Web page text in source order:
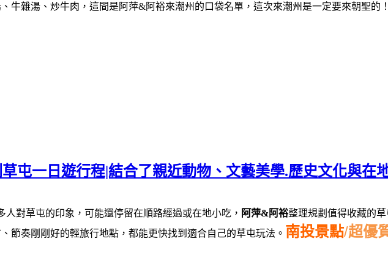
牛雜湯、炒牛肉，這間是阿萍&阿裕來潮州的口袋名單，這次來潮州是一定要來朝聖的！
屯一日遊行程|結合了親近動物、文藝美學.歷史文化與在
對草屯的印象，可能還停留在順路經過或在地小吃， 阿萍&阿裕整理規劃值得收藏的
節奏剛剛好的輕旅行地點，都能更快找到適合自己的草屯玩法。 南投景點/超優